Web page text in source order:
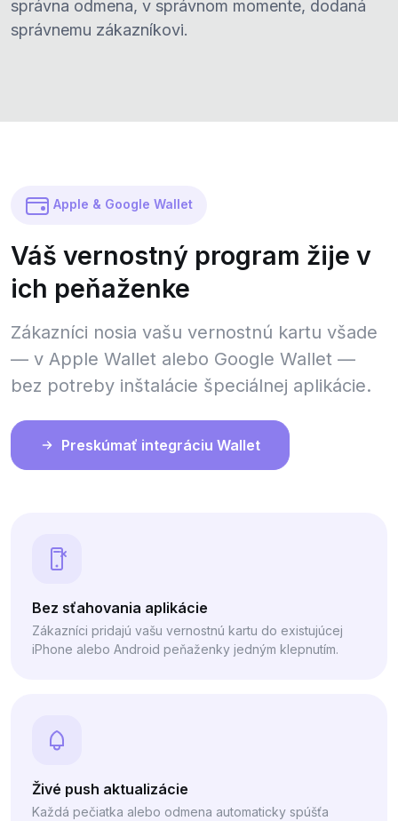
správna odmena, v správnom momente, dodaná
správnemu zákazníkovi.
Apple & Google Wallet
Váš vernostný program žije v
ich peňaženke
Zákazníci nosia vašu vernostnú kartu všade
— v Apple Wallet alebo Google Wallet —
bez potreby inštalácie špeciálnej aplikácie.
Preskúmať integráciu Wallet
Bez sťahovania aplikácie
Zákazníci pridajú vašu vernostnú kartu do existujúcej
iPhone alebo Android peňaženky jedným klepnutím.
Živé push aktualizácie
Každá pečiatka alebo odmena automaticky spúšťa